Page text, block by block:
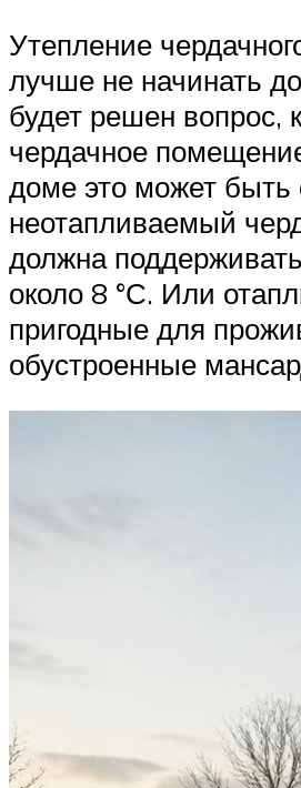
Утепление
лучше не начинать до
будет решен вопрос,
чердачное
доме это может
неотапливаемый
должна
около 8 °С. Или
пригодные для
обустроенные